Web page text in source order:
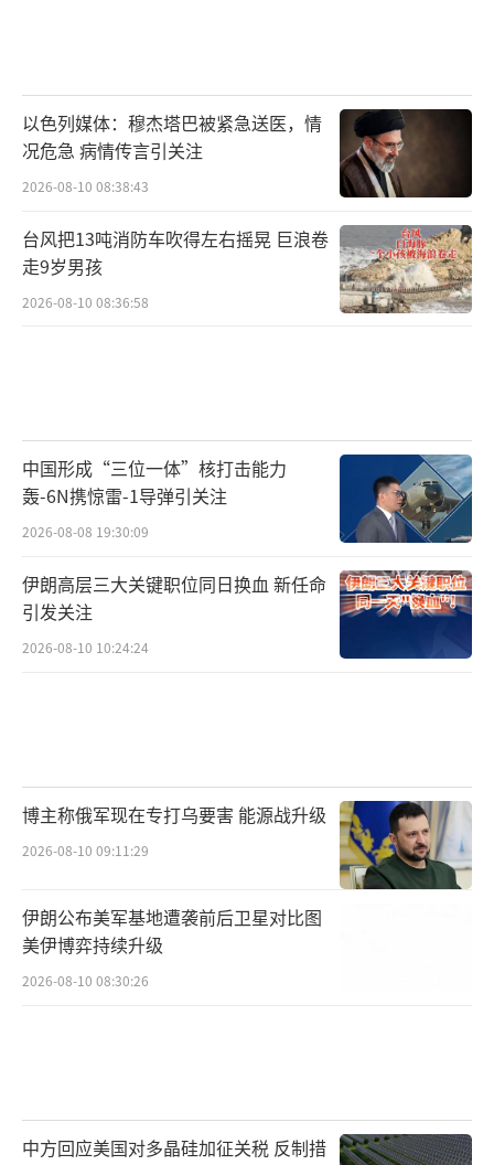
以色列媒体：穆杰塔巴被紧急送医，情
况危急 病情传言引关注
2026-08-10 08:38:43
台风把13吨消防车吹得左右摇晃 巨浪卷
走9岁男孩
2026-08-10 08:36:58
中国形成“三位一体”核打击能力
轰-6N携惊雷-1导弹引关注
2026-08-08 19:30:09
伊朗高层三大关键职位同日换血 新任命
引发关注
2026-08-10 10:24:24
博主称俄军现在专打乌要害 能源战升级
2026-08-10 09:11:29
伊朗公布美军基地遭袭前后卫星对比图
美伊博弈持续升级
2026-08-10 08:30:26
中方回应美国对多晶硅加征关税 反制措